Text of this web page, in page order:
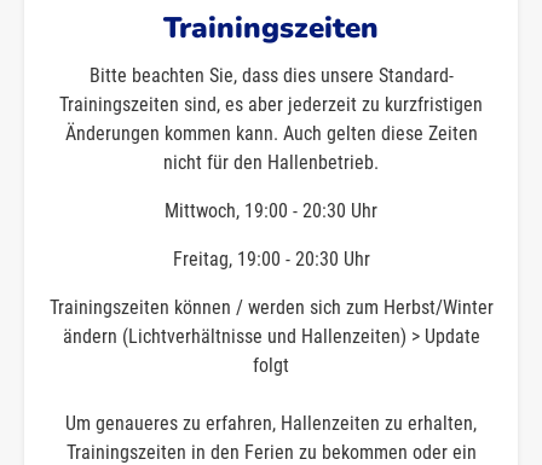
Trainingszeiten
Bitte beachten Sie, dass dies unsere Standard-
Trainingszeiten sind, es aber jederzeit zu kurzfristigen
Änderungen kommen kann. Auch gelten diese Zeiten
nicht für den Hallenbetrieb.
Mittwoch, 19:00 - 20:30 Uhr
Freitag, 19:00 - 20:30 Uhr
Trainingszeiten können / werden sich zum Herbst/Winter
ändern (Lichtverhältnisse und Hallenzeiten) > Update
folgt
Um genaueres zu erfahren, Hallenzeiten zu erhalten,
Trainingszeiten in den Ferien zu bekommen oder ein